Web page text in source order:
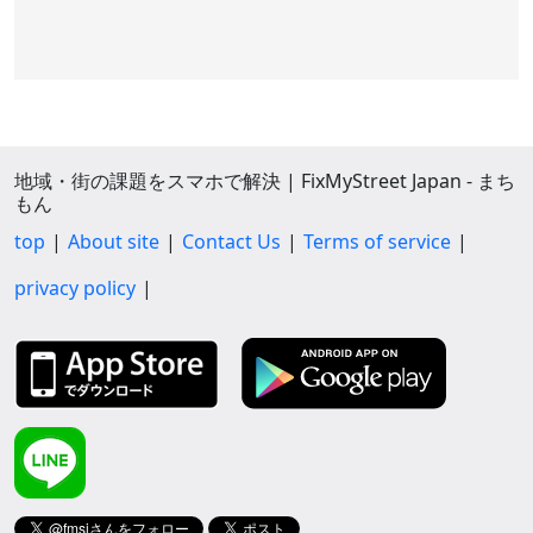
地域・街の課題をスマホで解決 | FixMyStreet Japan - まち
もん
top
About site Contact Us
Terms of service
privacy policy